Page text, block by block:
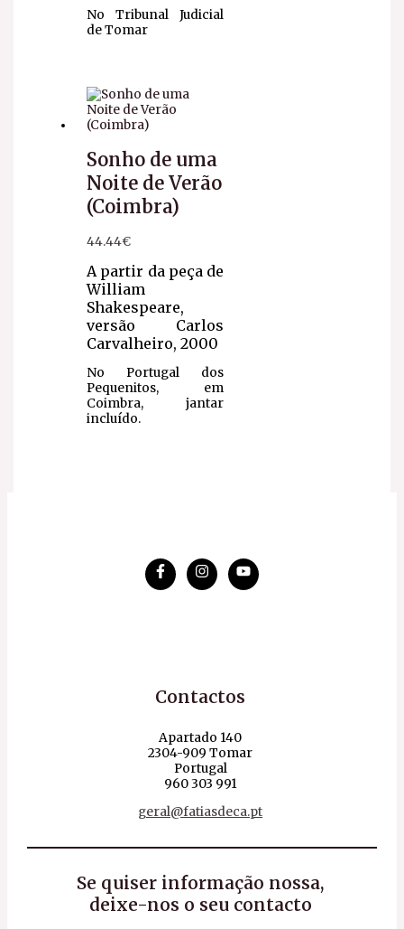
No Tribunal Judicial
de Tomar
Sonho de uma
Noite de Verão
(Coimbra)
44.44€
A partir da peça de
William
Shakespeare,
versão Carlos
Carvalheiro, 2000
No Portugal dos
Pequenitos, em
Coimbra, jantar
incluído.
Contactos
Apartado 140
2304-909 Tomar
Portugal
960 303 991
geral@fatiasdeca.pt
Se quiser informação nossa,
deixe-nos o seu contacto